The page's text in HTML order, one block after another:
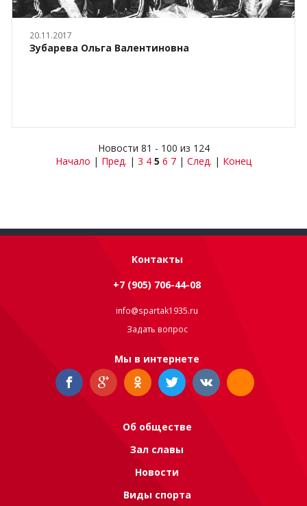
20.11.2017
Зубарева Ольга Валентиновна
Новости 81 - 100 из 124
Начало | Пред. | 3 4 5 6 7 | След. | Конец
Контакты
+7 (905) 706-44-08
info@spartak1935.ru
Задать вопрос
Мы в интернете
Об обществе
Зал славы
Новости
Виды спорта